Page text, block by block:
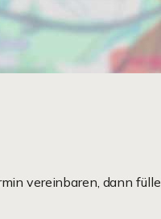
vereinbaren, dann